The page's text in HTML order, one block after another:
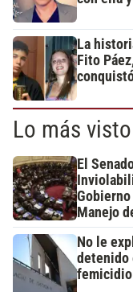
La
Fito
Lo más
El
Gobierno
Manejo
No le
detenido
femicidio